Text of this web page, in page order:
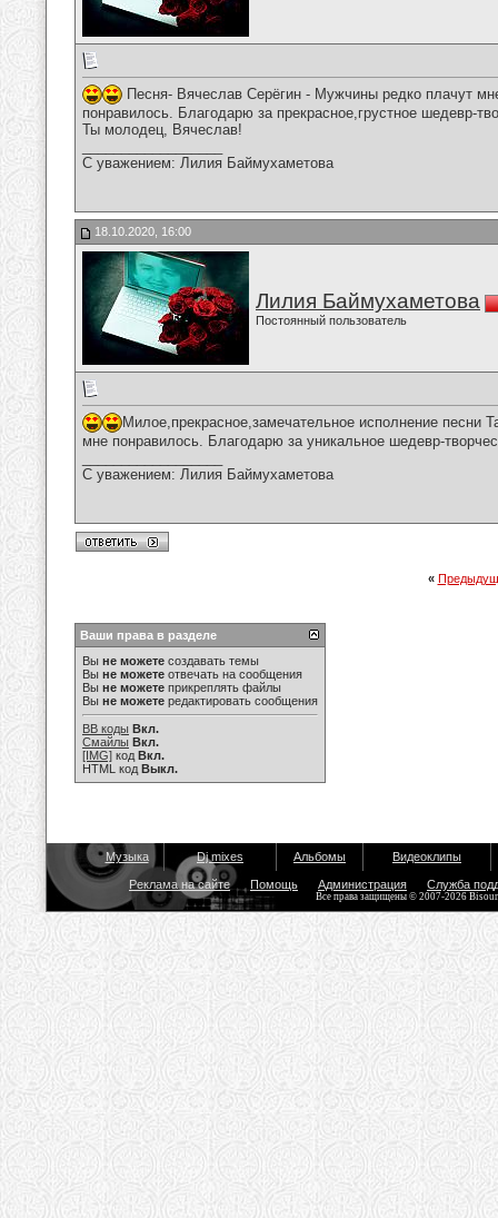
Песня- Вячеслав Серёгин - Мужчины редко плачут
понравилось. Благодарю за прекрасное,грустное шедевр-
Ты молодец, Вячеслав!
С уважением: Лилия Баймухаметова
18.10.2020, 16:00
Лилия Баймухаметова
Постоянный пользователь
Милое,прекрасное,замечательное исполнение песни
мне понравилось. Благодарю за уникальное шедевр-
С уважением: Лилия Баймухаметова
«
Ваши права в разделе
Вы не можете создавать темы
Вы не можете отвечать на сообщения
Вы не можете прикреплять файлы
Вы не можете редактировать сообщения
BB коды Вкл.
Смайлы Вкл.
[IMG] код Вкл.
HTML код Выкл.
Музыка Dj mixes Альбомы Видеоклипы
Реклама на сайте Помощь Администрация Служба
Все права защищены © 2007-2026